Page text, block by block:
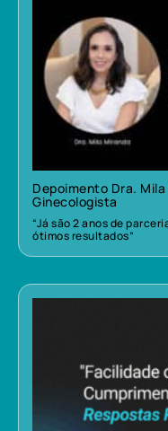
Depoimento Dra.
Ginecologista
“Já são 2 anos de
ótimos resultados”